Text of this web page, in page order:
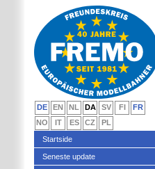
DE EN NL DA SV FI
FR
NO
IT ES CZ
PL
Startside
Seneste update